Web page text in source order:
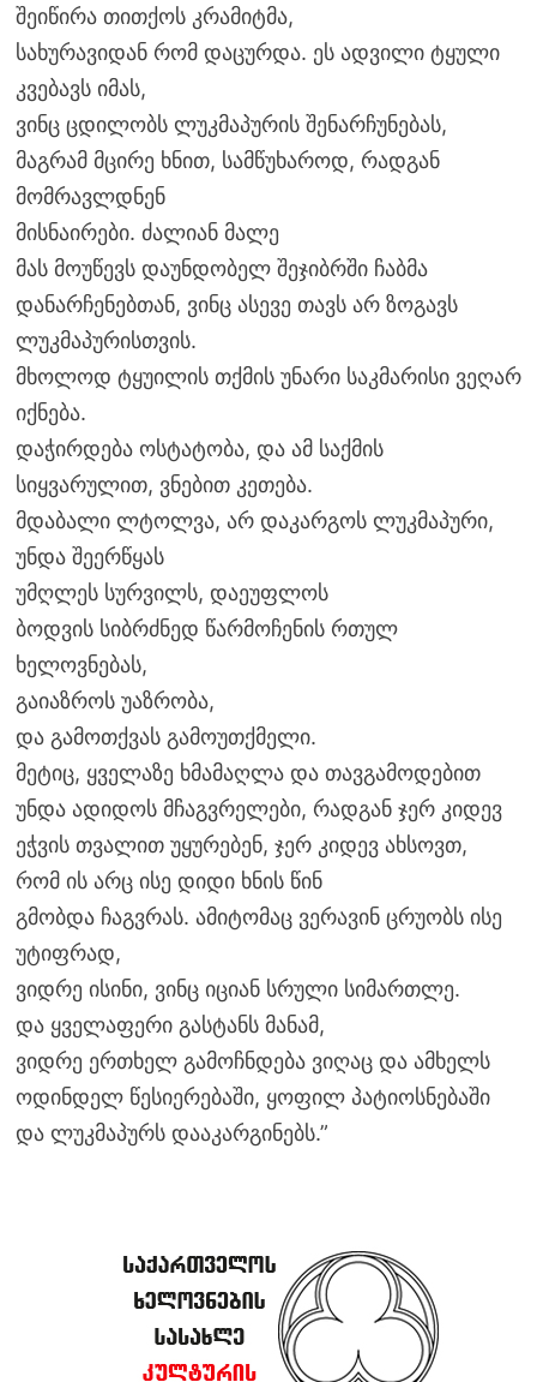
შეიწირა თითქოს კრამიტმა,
სახურავიდან რომ დაცურდა. ეს ადვილი ტყული
კვებავს იმას,
ვინც ცდილობს ლუკმაპურის შენარჩუნებას,
მაგრამ მცირე ხნით, სამწუხაროდ, რადგან
მომრავლდნენ
მისნაირები. ძალიან მალე
მას მოუწევს დაუნდობელ შეჯიბრში ჩაბმა
დანარჩენებთან, ვინც ასევე თავს არ ზოგავს
ლუკმაპურისთვის.
მხოლოდ ტყუილის თქმის უნარი საკმარისი ვეღარ
იქნება.
დაჭირდება ოსტატობა, და ამ საქმის
სიყვარულით, ვნებით კეთება.
მდაბალი ლტოლვა, არ დაკარგოს ლუკმაპური,
უნდა შეერწყას
უმღლეს სურვილს, დაეუფლოს
ბოდვის სიბრძნედ წარმოჩენის რთულ
ხელოვნებას,
გაიაზროს უაზრობა,
და გამოთქვას გამოუთქმელი.
მეტიც, ყველაზე ხმამაღლა და თავგამოდებით
უნდა ადიდოს მჩაგვრელები, რადგან ჯერ კიდევ
ეჭვის თვალით უყურებენ, ჯერ კიდევ ახსოვთ,
რომ ის არც ისე დიდი ხნის წინ
გმობდა ჩაგვრას. ამიტომაც ვერავინ ცრუობს ისე
უტიფრად,
ვიდრე ისინი, ვინც იციან სრული სიმართლე.
და ყველაფერი გასტანს მანამ,
ვიდრე ერთხელ გამოჩნდება ვიღაც და ამხელს
ოდინდელ წესიერებაში, ყოფილ პატიოსნებაში
და ლუკმაპურს დააკარგინებს.”